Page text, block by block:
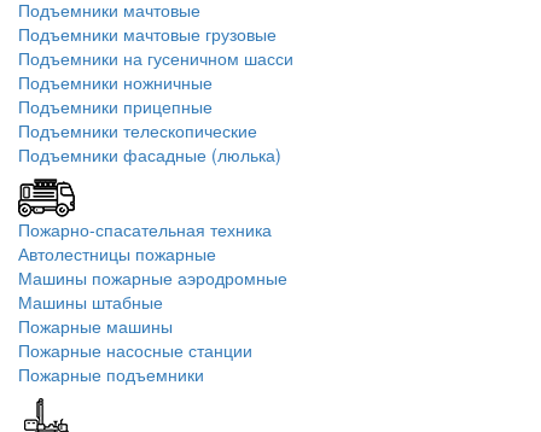
Подъемники мачтовые
Подъемники мачтовые грузовые
Подъемники на гусеничном шасси
Подъемники ножничные
Подъемники прицепные
Подъемники телескопические
Подъемники фасадные (люлька)
Пожарно-спасательная техника
Автолестницы пожарные
Машины пожарные аэродромные
Машины штабные
Пожарные машины
Пожарные насосные станции
Пожарные подъемники